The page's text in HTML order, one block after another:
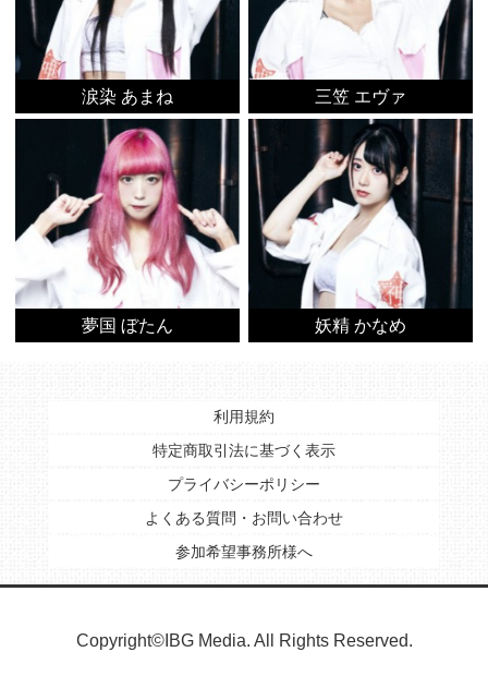
涙染 あまね 三笠 エヴァ
夢国 ぼたん 妖精 かなめ
利用規約
特定商取引法に基づく表示
プライバシーポリシー
よくある質問・お問い合わせ
参加希望事務所様へ
Copyright©IBG Media. All Rights Reserved.